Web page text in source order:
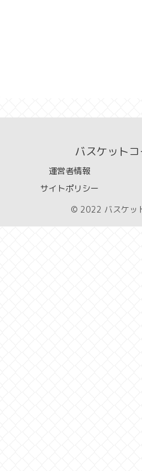
バスケット
運営者情報
サイトポリシー
© 2022 バスケッ